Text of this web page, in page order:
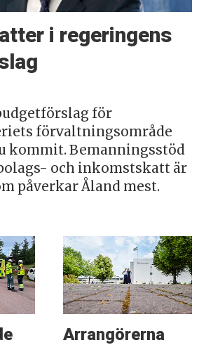
i regeringens
för
förvaltningsområde
kommit. Bemanningsstöd
och inkomstskatt är
påverkar Åland mest.
Arrangörerna